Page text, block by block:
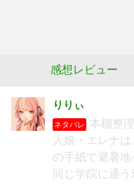
感想レビュー
りりぃ
ネタバレ
本棚整
人娘・エレナ
の手紙で避暑地
同じ学院に通